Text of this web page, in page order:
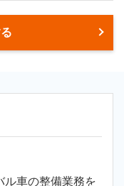
ル車の整備業務を